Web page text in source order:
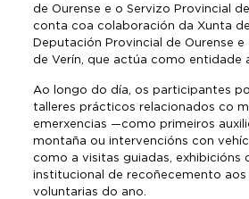
de Ourense e o Servizo Provincial
conta coa colaboración da Xunta
Deputación Provincial de Ourense
de Verín, que actúa como entidade
Ao longo do día, os participantes
talleres prácticos relacionados co
emerxencias —como primeiros
montaña ou intervencións con
como a visitas guiadas, exhibicións
institucional de recoñecemento
voluntarias do ano.